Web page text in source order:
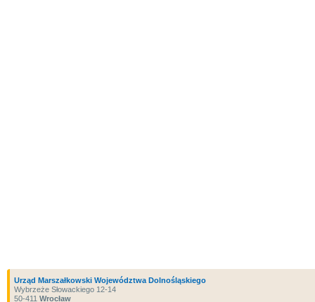
Urząd Marszałkowski Województwa Dolnośląskiego
Wybrzeże Słowackiego 12-14
50-411 Wrocław